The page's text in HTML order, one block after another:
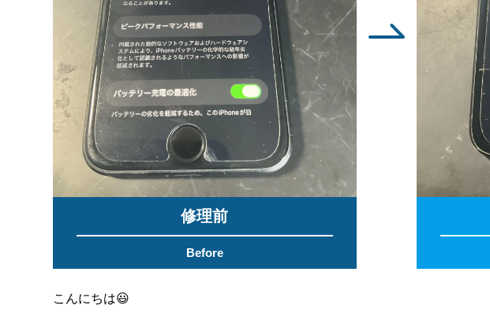
修理前
Before
こんにちは😃